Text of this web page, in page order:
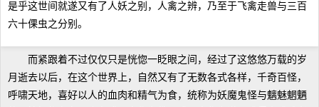
是乎这世间就遂又有了人妖之别，人禽之辨，乃至于飞禽走兽与三百
六十倮虫之分别。
而紧跟着不过仅仅只是恍惚一眨眼之间，经过了这悠悠万载的岁
月逝去以后，在这个世界上，自然又有了无数各式各样，千奇百怪，
呼啸天地，喜好以人的血肉和精气为食，统称为妖魔鬼怪与魑魅魍魉